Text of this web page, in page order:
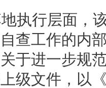
行层面，该
查工作的内
关于进一步规
级文件，以